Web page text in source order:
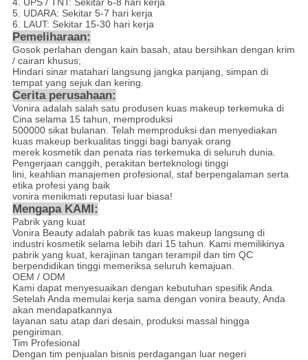
4. UPS / TNT: Sekitar 6-8 hari kerja
5. UDARA: Sekitar 5-7 hari kerja
6. LAUT: Sekitar 15-30 hari kerja
Pemeliharaan:
Gosok perlahan dengan kain basah, atau bersihkan dengan krim
/ cairan khusus;
Hindari sinar matahari langsung jangka panjang, simpan di
tempat yang sejuk dan kering.
Cerita perusahaan:
Vonira adalah salah satu produsen kuas makeup terkemuka di
Cina selama 15 tahun, memproduksi
500000 sikat bulanan. Telah memproduksi dan menyediakan
kuas makeup berkualitas tinggi bagi banyak orang
merek kosmetik dan penata rias terkemuka di seluruh dunia.
Pengerjaan canggih, perakitan berteknologi tinggi
lini, keahlian manajemen profesional, staf berpengalaman serta
etika profesi yang baik
vonira menikmati reputasi luar biasa!
Mengapa KAMI:
Pabrik yang kuat
Vonira Beauty adalah pabrik tas kuas makeup langsung di
industri kosmetik selama lebih dari 15 tahun. Kami memilikinya
pabrik yang kuat, kerajinan tangan terampil dan tim QC
berpendidikan tinggi memeriksa seluruh kemajuan.
OEM / ODM
Kami dapat menyesuaikan dengan kebutuhan spesifik Anda.
Setelah Anda memulai kerja sama dengan vonira beauty, Anda
akan mendapatkannya
layanan satu atap dari desain, produksi massal hingga
pengiriman.
Tim Profesional
Dengan tim penjualan bisnis perdagangan luar negeri